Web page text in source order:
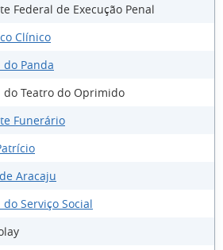
Federal de Execução Penal
Clínico
Panda
Teatro do Oprimido
Funerário
Aracaju
Serviço Social